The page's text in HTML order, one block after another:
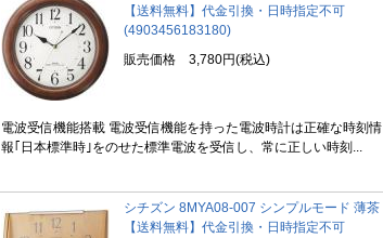
【送料無料】代金引換・日時指定不可
(4903456183180)
販売価格 3,780円(税込)
電波受信機能搭載 電波受信機能を持った電波時計は正確な時刻情
報｢日本標準時｣をのせた標準電波を受信し、常に正しい時刻...
シチズン 8MYA08-007 シンプルモード 薄茶
【送料無料】代金引換・日時指定不可